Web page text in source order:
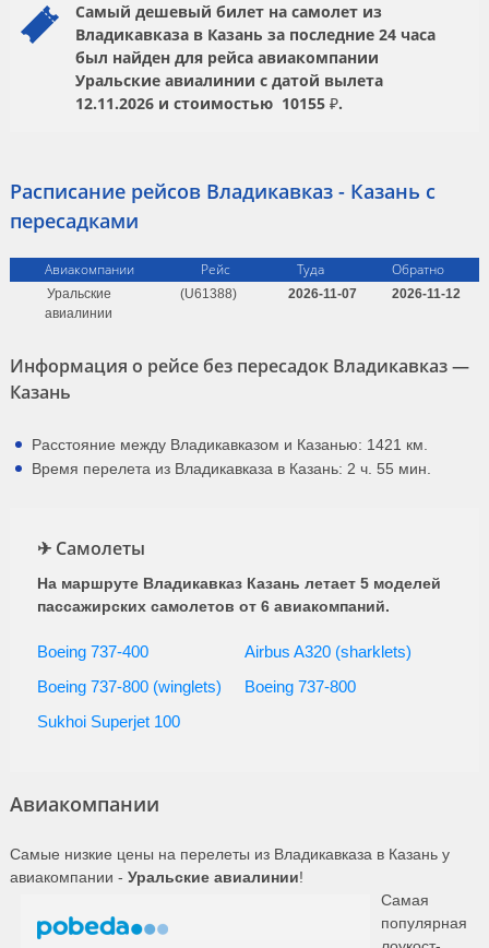
Самый дешевый билет на самолет из
Владикавказа в Казань за последние 24 часа
был найден для рейса авиакомпании
Уральские авиалинии с датой вылета
12.11.2026 и стоимостью 10155 ₽.
Расписание рейсов Владикавказ - Казань с
пересадками
Авиакомпании Рейс Туда Обратно
Уральские
авиалинии
(U61388) 2026-11-07 2026-11-12
Информация о рейсе без пересадок Владикавказ —
Казань
Расстояние между Владикавказом и Казанью: 1421 км.
Время перелета из Владикавказа в Казань: 2 ч. 55 мин.
✈ Самолеты
На маршруте Владикавказ Казань летает 5 моделей
пассажирских самолетов от 6 авиакомпаний.
Boeing 737-400
Airbus A320 (sharklets)
Boeing 737-800 (winglets)
Boeing 737-800
Sukhoi Superjet 100
Авиакомпании
Самые низкие цены на перелеты из Владикавказа в Казань у
авиакомпании - Уральские авиалинии!
Самая
популярная